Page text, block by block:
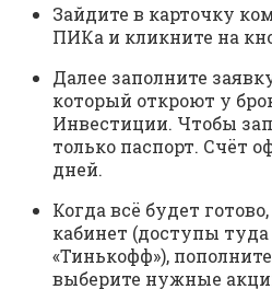
Зайдите в карточку
ПИКа и кликните на
Далее заполните
который откроют у
Инвестиции. Чтобы
только паспорт. Счёт
дней.
Когда всё будет
кабинет (доступы
«Тинькофф»),
выберите нужные